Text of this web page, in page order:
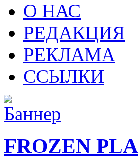
О НАС
РЕДАКЦИЯ
РЕКЛАМА
ССЫЛКИ
FROZEN